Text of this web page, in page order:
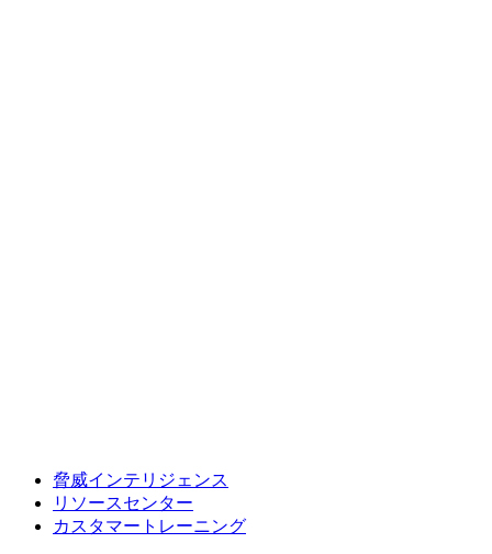
脅威インテリジェンス
リソースセンター
カスタマートレーニング